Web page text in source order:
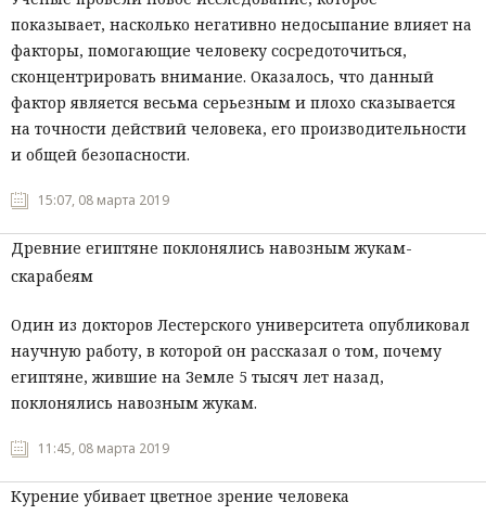
показывает, насколько негативно недосыпание влияет на
факторы, помогающие человеку сосредоточиться,
сконцентрировать внимание. Оказалось, что данный
фактор является весьма серьезным и плохо сказывается
на точности действий человека, его производительности
и общей безопасности.
15:07, 08 марта 2019
Древние египтяне поклонялись навозным жукам-
скарабеям
Один из докторов Лестерского университета опубликовал
научную работу, в которой он рассказал о том, почему
египтяне, жившие на Земле 5 тысяч лет назад,
поклонялись навозным жукам.
11:45, 08 марта 2019
Курение убивает цветное зрение человека